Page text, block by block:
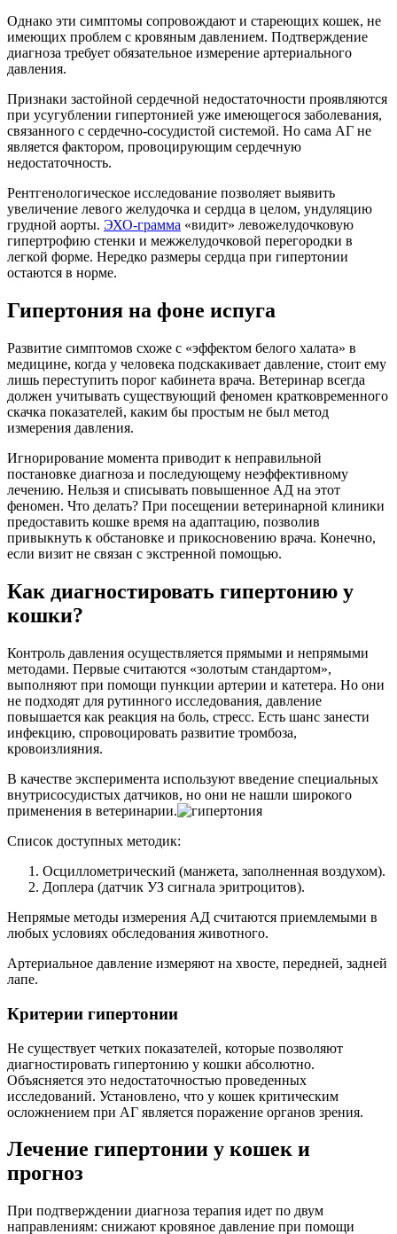
Однако эти симптомы сопровождают и стареющих кошек, не
имеющих проблем с кровяным давлением. Подтверждение
диагноза требует обязательное измерение артериального
давления.
Признаки застойной сердечной недостаточности проявляются
при усугублении гипертонией уже имеющегося заболевания,
связанного с сердечно-сосудистой системой. Но сама АГ не
является фактором, провоцирующим сердечную
недостаточность.
Рентгенологическое исследование позволяет выявить
увеличение левого желудочка и сердца в целом, ундуляцию
грудной аорты. ЭХО-грамма «видит» левожелудочковую
гипертрофию стенки и межжелудочковой перегородки в
легкой форме. Нередко размеры сердца при гипертонии
остаются в норме.
Гипертония на фоне испуга
Развитие симптомов схоже с «эффектом белого халата» в
медицине, когда у человека подскакивает давление, стоит ему
лишь переступить порог кабинета врача. Ветеринар всегда
должен учитывать существующий феномен кратковременного
скачка показателей, каким бы простым не был метод
измерения давления.
Игнорирование момента приводит к неправильной
постановке диагноза и последующему неэффективному
лечению. Нельзя и списывать повышенное АД на этот
феномен. Что делать? При посещении ветеринарной клиники
предоставить кошке время на адаптацию, позволив
привыкнуть к обстановке и прикосновению врача. Конечно,
если визит не связан с экстренной помощью.
Как диагностировать гипертонию у
кошки?
Контроль давления осуществляется прямыми и непрямыми
методами. Первые считаются «золотым стандартом»,
выполняют при помощи пункции артерии и катетера. Но они
не подходят для рутинного исследования, давление
повышается как реакция на боль, стресс. Есть шанс занести
инфекцию, спровоцировать развитие тромбоза,
кровоизлияния.
В качестве эксперимента используют введение специальных
внутрисосудистых датчиков, но они не нашли широкого
применения в ветеринарии.
Список доступных методик:
Осциллометрический (манжета, заполненная воздухом).
Доплера (датчик УЗ сигнала эритроцитов).
Непрямые методы измерения АД считаются приемлемыми в
любых условиях обследования животного.
Артериальное давление измеряют на хвосте, передней, задней
лапе.
Критерии гипертонии
Не существует четких показателей, которые позволяют
диагностировать гипертонию у кошки абсолютно.
Объясняется это недостаточностью проведенных
исследований. Установлено, что у кошек критическим
осложнением при АГ является поражение органов зрения.
Лечение гипертонии у кошек и
прогноз
При подтверждении диагноза терапия идет по двум
направлениям: снижают кровяное давление при помощи